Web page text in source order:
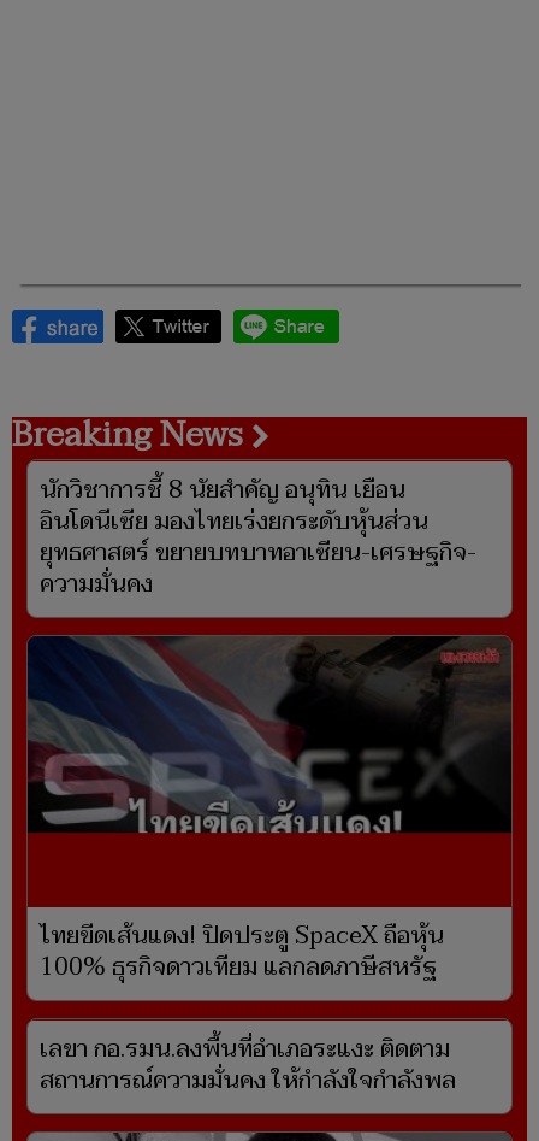
Breaking News
นักวิชาการชี้ 8 นัยสำคัญ อนุทิน เยือน
อินโดนีเซีย มองไทยเร่งยกระดับหุ้นส่วน
ยุทธศาสตร์ ขยายบทบาทอาเซียน-เศรษฐกิจ-
ความมั่นคง
ไทยขีดเส้นแดง! ปิดประตู SpaceX ถือหุ้น
100% ธุรกิจดาวเทียม แลกลดภาษีสหรัฐ
เลขา กอ.รมน.ลงพื้นที่อำเภอระแงะ ติดตาม
สถานการณ์ความมั่นคง ให้กำลังใจกำลังพล